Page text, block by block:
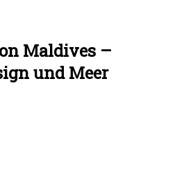
Maldives –
und Meer